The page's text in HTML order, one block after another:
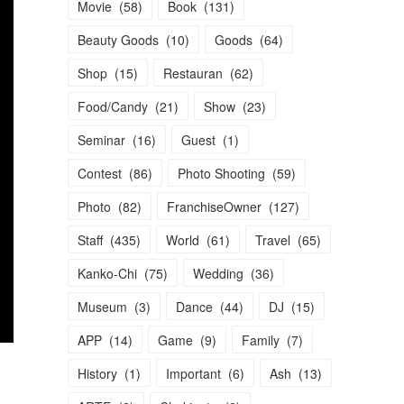
Movie (58) Book (131)
Beauty Goods (10) Goods (64)
Shop (15) Restauran (62)
Food/Candy (21) Show (23)
Seminar (16) Guest (1)
Contest (86) Photo Shooting (59)
Photo (82) FranchiseOwner (127)
Staff (435) World (61) Travel (65)
Kanko-Chi (75) Wedding (36)
Museum (3) Dance (44) DJ (15)
APP (14) Game (9) Family (7)
History (1) Important (6) Ash (13)